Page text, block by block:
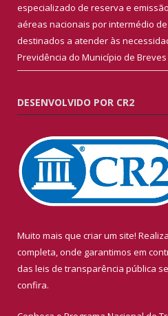
especializado de reserva e
aéreas nacionais por intermédio
destinados a atender às
Previdência do Município de Breves
DESENVOLVIDO POR CR2
Muito mais que criar um site!
completa, onde garantimos em
das leis de transparência pública
confira.